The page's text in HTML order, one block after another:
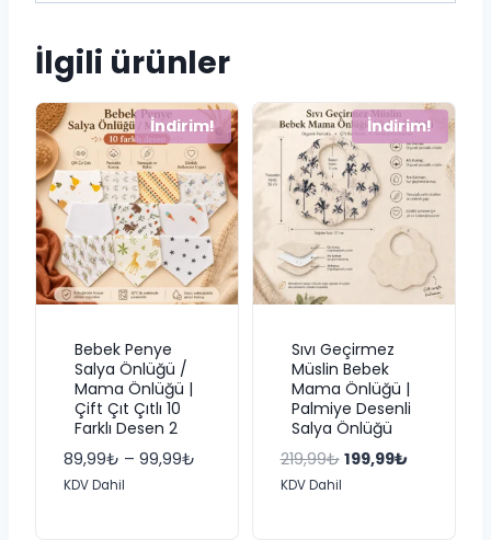
İlgili ürünler
İndirim!
Bebek Penye
Salya Önlüğü /
Mama Önlüğü |
Çift Çıt Çıtlı 10
Farklı Desen 2
89,99₺ – 99,99₺Fiyat
KDV Dahil
İndirim!
Sıvı Geçirmez
Müslin Bebek
Mama Önlüğü |
Palmiye Desenli
Salya Önlüğü
219,99₺ Orijinal
199,99₺Şu
KDV Dahil